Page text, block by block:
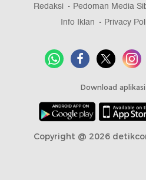
Redaksi Pedoman Media
Info Iklan
Privacy
Download
Copyright @ 2026